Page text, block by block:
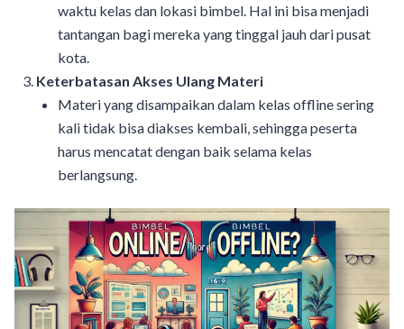
waktu kelas dan lokasi bimbel. Hal ini bisa menjadi
tantangan bagi mereka yang tinggal jauh dari pusat
kota.
Keterbatasan Akses Ulang Materi
Materi yang disampaikan dalam kelas offline sering
kali tidak bisa diakses kembali, sehingga peserta
harus mencatat dengan baik selama kelas
berlangsung.